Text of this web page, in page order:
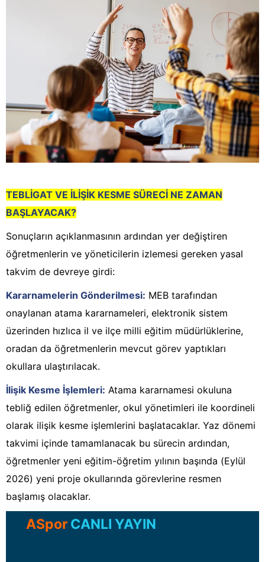
TEBLİGAT VE İLİŞİK KESME SÜRECİ NE ZAMAN
BAŞLAYACAK?
Sonuçların açıklanmasının ardından yer değiştiren
öğretmenlerin ve yöneticilerin izlemesi gereken yasal
takvim de devreye girdi:
Kararnamelerin Gönderilmesi: MEB tarafından
onaylanan atama kararnameleri, elektronik sistem
üzerinden hızlıca il ve ilçe milli eğitim müdürlüklerine,
oradan da öğretmenlerin mevcut görev yaptıkları
okullara ulaştırılacak.
İlişik Kesme İşlemleri: Atama kararnamesi okuluna
tebliğ edilen öğretmenler, okul yönetimleri ile koordineli
olarak ilişik kesme işlemlerini başlatacaklar. Yaz dönemi
takvimi içinde tamamlanacak bu sürecin ardından,
öğretmenler yeni eğitim-öğretim yılının başında (Eylül
2026) yeni proje okullarında görevlerine resmen
başlamış olacaklar.
ASpor CANLI YAYIN